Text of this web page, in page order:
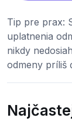
Tip pre prax:
uplatnenia
nikdy
odmeny príliš